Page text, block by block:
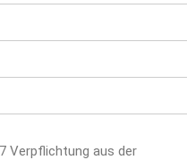
Verpflichtung aus der